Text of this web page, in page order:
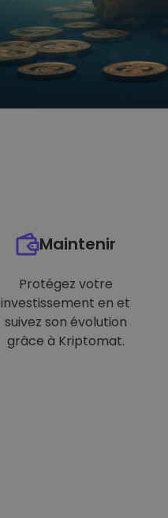
Maintenir
Protégez votre
investissement en et
suivez son évolution
grâce à Kriptomat.